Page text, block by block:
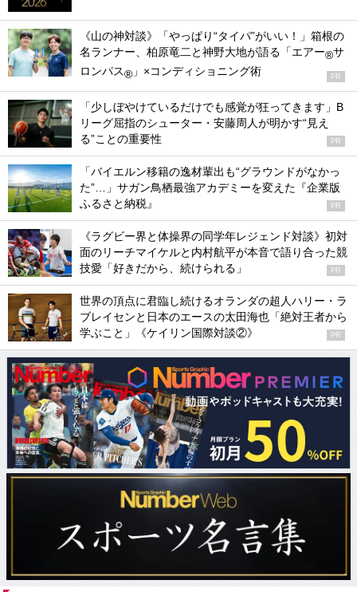
《山の神対談》「やっぱり“タイパ”がいい！」箱根の
名ランナー、柏原竜二と神野大地が語る「エアー®サ
ロンパス® 」×コンディショニング術 PR
「少しぼやけているだけでも感覚が狂ってきます」B
リーグ屈指のシューター・安藤周人が明かす“見え
る”ことの重要性
PR
「バイエルン移籍の逸材輩出も“グラウンドがなかっ
た”…」サガン鳥栖最強アカデミーを変えた『企業版
ふるさと納税』
PR
《ラグビー界と体操界の同学年レジェンド対談》初対
面のリーチマイケルと内村航平が本音で語り合った競
技愛「好きだから、続けられる」
PR
世界の頂点に君臨し続けるオランダの超人ハリー・ラ
ブレイセンと日本のエースの太田海也「絶対王者から
学ぶこと」《ケイリン国際対談②》
PR